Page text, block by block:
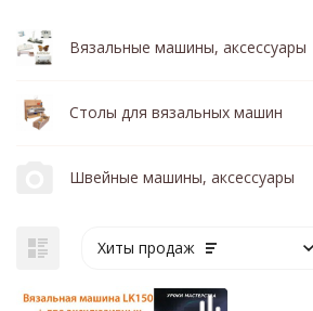
Вязальные машины, аксессуары
Столы для вязальных машин
Швейные машины, аксессуары
Хиты продаж